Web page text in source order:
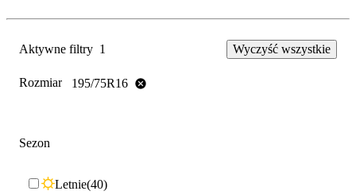
Aktywne filtry 1 Wyczyść wszystkie
Rozmiar 195/75R16
Sezon
Letnie 40